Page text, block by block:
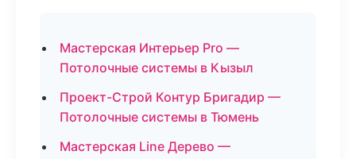
Мастерская Интерьер Pro —
Потолочные системы в Кызыл
Проект-Строй Контур Бригадир —
Потолочные системы в Тюмень
Мастерская Line Дерево —